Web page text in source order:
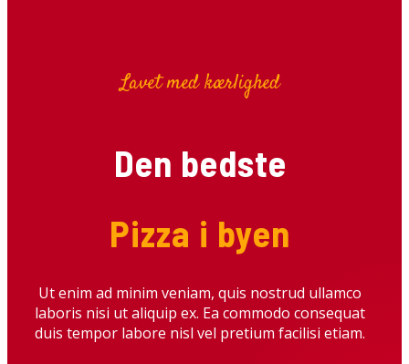
Lavet med kærlighed
Den bedste
Pizza i byen
Ut enim ad minim veniam, quis nostrud ullamco
laboris nisi ut aliquip ex. Ea commodo consequat
duis tempor labore nisl vel pretium facilisi etiam.